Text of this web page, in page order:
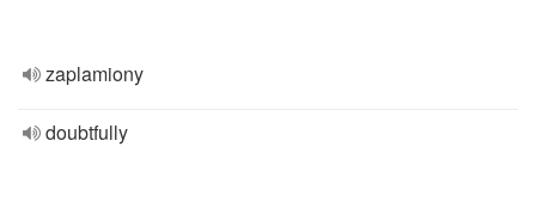
zaplamiony
doubtfully